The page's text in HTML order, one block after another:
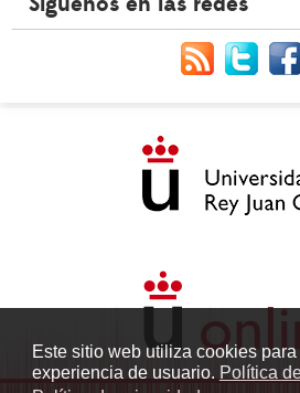
Este sitio web utiliza cookies
experiencia de usuario. Política